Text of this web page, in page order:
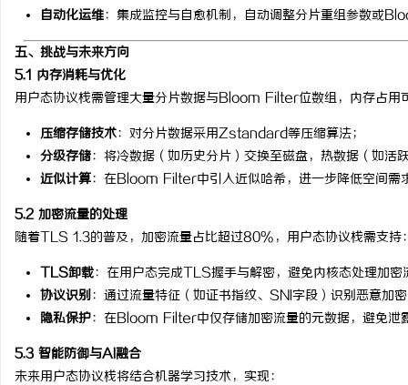
自动化运维：集成监控与自愈机制，自动调整分片重组参数或
五、挑战与未来方向
5.1 内存消耗与优化
用户态协议栈需管理大量分片数据与Bloom Filter位数组，内存占用
压缩存储技术：对分片数据采用Zstandard等压缩算法；
分级存储：将冷数据（如历史分片）交换至磁盘，热数据（如活
近似计算：在Bloom Filter中引入近似哈希，进一步降低空间需
5.2 加密流量的处理
随着TLS 1.3的普及，加密流量占比超过80%，用户态协议栈需支持
TLS卸载：在用户态完成TLS握手与解密，避免内核态处理加密
协议识别：通过流量特征（如证书指纹、SNI字段）识别恶意加
隐私保护：在Bloom Filter中仅存储加密流量的元数据，避免泄
5.3 智能防御与AI融合
未来用户态协议栈将结合机器学习技术，实现：